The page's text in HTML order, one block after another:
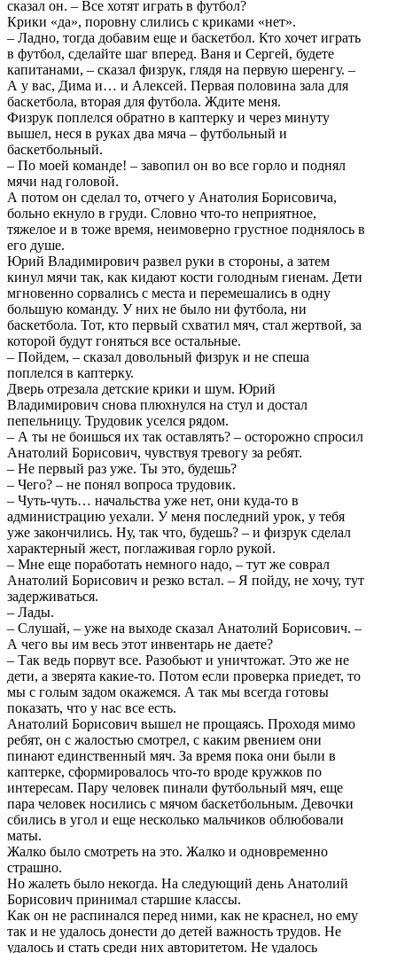
сказал он. – Все хотят играть в футбол?
Крики «да», поровну слились с криками «нет».
– Ладно, тогда добавим еще и баскетбол. Кто хочет играть
в футбол, сделайте шаг вперед. Ваня и Сергей, будете
капитанами, – сказал физрук, глядя на первую шеренгу. –
А у вас, Дима и… и Алексей. Первая половина зала для
баскетбола, вторая для футбола. Ждите меня.
Физрук поплелся обратно в каптерку и через минуту
вышел, неся в руках два мяча – футбольный и
баскетбольный.
– По моей команде! – завопил он во все горло и поднял
мячи над головой.
А потом он сделал то, отчего у Анатолия Борисовича,
больно екнуло в груди. Словно что-то неприятное,
тяжелое и в тоже время, неимоверно грустное поднялось в
его душе.
Юрий Владимирович развел руки в стороны, а затем
кинул мячи так, как кидают кости голодным гиенам. Дети
мгновенно сорвались с места и перемешались в одну
большую команду. У них не было ни футбола, ни
баскетбола. Тот, кто первый схватил мяч, стал жертвой, за
которой будут гоняться все остальные.
– Пойдем, – сказал довольный физрук и не спеша
поплелся в каптерку.
Дверь отрезала детские крики и шум. Юрий
Владимирович снова плюхнулся на стул и достал
пепельницу. Трудовик уселся рядом.
– А ты не боишься их так оставлять? – осторожно спросил
Анатолий Борисович, чувствуя тревогу за ребят.
– Не первый раз уже. Ты это, будешь?
– Чего? – не понял вопроса трудовик.
– Чуть-чуть… начальства уже нет, они куда-то в
администрацию уехали. У меня последний урок, у тебя
уже закончились. Ну, так что, будешь? – и физрук сделал
характерный жест, поглаживая горло рукой.
– Мне еще поработать немного надо, – тут же соврал
Анатолий Борисович и резко встал. – Я пойду, не хочу, тут
задерживаться.
– Лады.
– Слушай, – уже на выходе сказал Анатолий Борисович. –
А чего вы им весь этот инвентарь не даете?
– Так ведь порвут все. Разобьют и уничтожат. Это же не
дети, а зверята какие-то. Потом если проверка приедет, то
мы с голым задом окажемся. А так мы всегда готовы
показать, что у нас все есть.
Анатолий Борисович вышел не прощаясь. Проходя мимо
ребят, он с жалостью смотрел, с каким рвением они
пинают единственный мяч. За время пока они были в
каптерке, сформировалось что-то вроде кружков по
интересам. Пару человек пинали футбольный мяч, еще
пара человек носились с мячом баскетбольным. Девочки
сбились в угол и еще несколько мальчиков облюбовали
маты.
Жалко было смотреть на это. Жалко и одновременно
страшно.
Но жалеть было некогда. На следующий день Анатолий
Борисович принимал старшие классы.
Как он не распинался перед ними, как не краснел, но ему
так и не удалось донести до детей важность трудов. Не
удалось и стать среди них авторитетом. Не удалось